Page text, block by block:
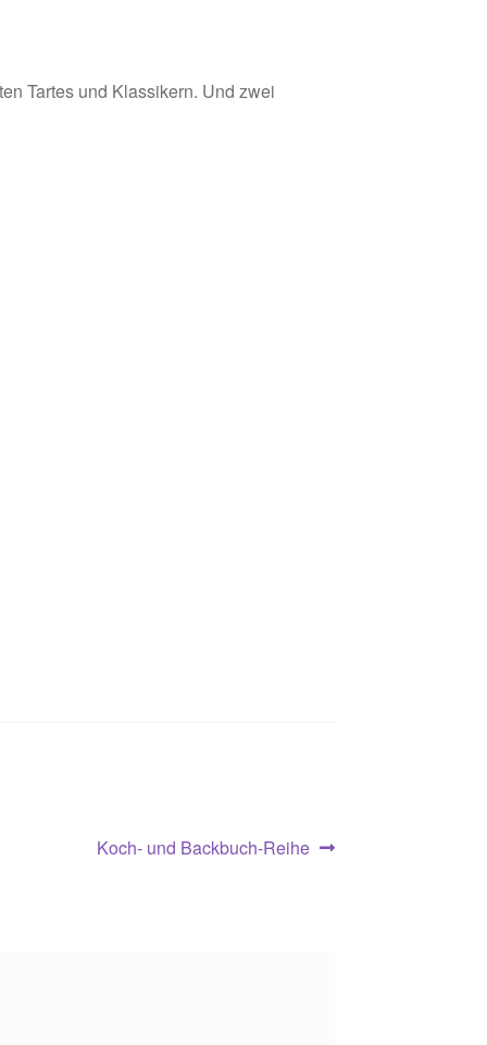
Tartes und Klassikern. Und zwei
Nächster
Koch- und Backbuch-Reihe